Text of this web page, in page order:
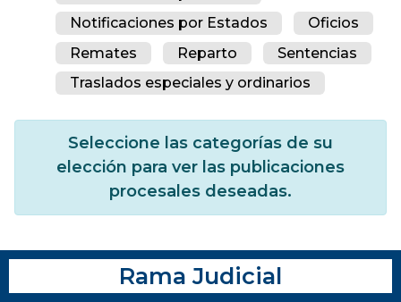
Notificaciones por Estados
Oficios
Remates
Reparto
Sentencias
Traslados especiales y ordinarios
Seleccione las categorías de su
elección para ver las publicaciones
procesales deseadas.
Rama Judicial